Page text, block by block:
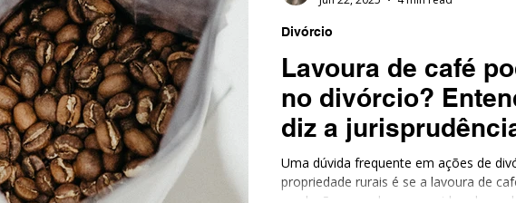
Lavoura de café
no divórcio?
diz a
Uma dúvida frequente em ações de
propriedade rurais é se a lavoura de
Divórcio